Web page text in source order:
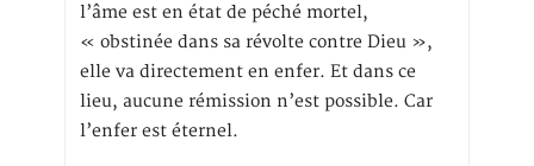
l’âme est en état de péché mortel,
« obstinée dans sa révolte contre Dieu »,
elle va directement en enfer. Et dans ce
lieu, aucune rémission n’est possible. Car
l’enfer est éternel.